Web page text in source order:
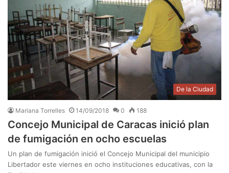
De la Ciudad
Mariana Torrelles 14/09/2018 0 188
Concejo Municipal de Caracas inició plan
de fumigación en ocho escuelas
Un plan de fumigación inició el Concejo Municipal del municipio
Libertador este viernes en ocho instituciones educativas, con la